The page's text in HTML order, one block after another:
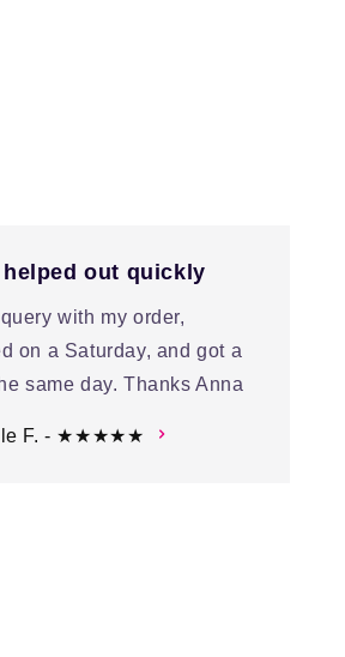
helped out quickly
with my order,
on a Saturday, and got a
same day. Thanks Anna
F. - ★★★★★